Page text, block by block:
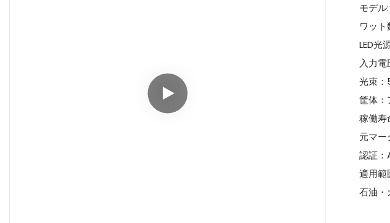
モデル
ワッ
LED光
入力
光束
筐体：
稼働
元マー
認証：
適用範
石油・